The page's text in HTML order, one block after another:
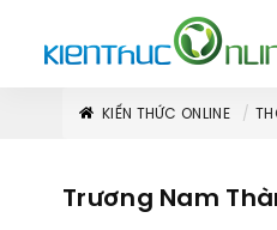
KIẾN THỨC ONLINE
Trương Nam